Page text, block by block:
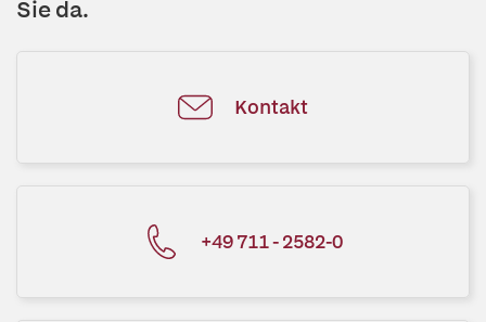
Sie da.
Kontakt
+49 711 - 2582-0